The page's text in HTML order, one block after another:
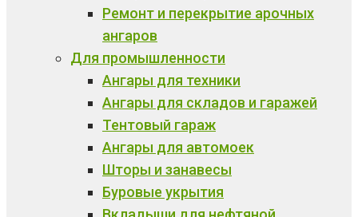
Ремонт и перекрытие арочных
ангаров
Для промышленности
Ангары для техники
Ангары для складов и гаражей
Тентовый гараж
Ангары для автомоек
Шторы и занавесы
Буровые укрытия